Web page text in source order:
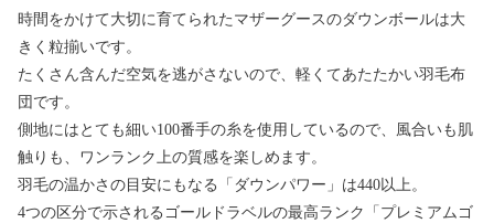
時間をかけて大切に育てられたマザーグースのダウンボールは大
きく粒揃いです。
たくさん含んだ空気を逃がさないので、軽くてあたたかい羽毛布
団です。
側地にはとても細い100番手の糸を使用しているので、風合いも肌
触りも、ワンランク上の質感を楽しめます。
羽毛の温かさの目安にもなる「ダウンパワー」は440以上。
4つの区分で示されるゴールドラベルの最高ランク「プレミアムゴ